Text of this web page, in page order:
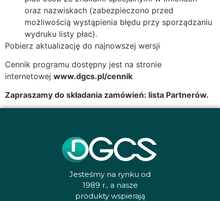
oraz nazwiskach (zabezpieczono przed
możliwością wystąpienia błędu przy sporządzaniu
wydruku listy płac).
Pobierz aktualizację do najnowszej wersji
Cennik programu dostępny jest na stronie
internetowej www.dgcs.pl/cennik
Zapraszamy do składania zamówień: lista Partnerów.
Jesteśmy na rynku od
1989 r., a nasze
produkty wspierają